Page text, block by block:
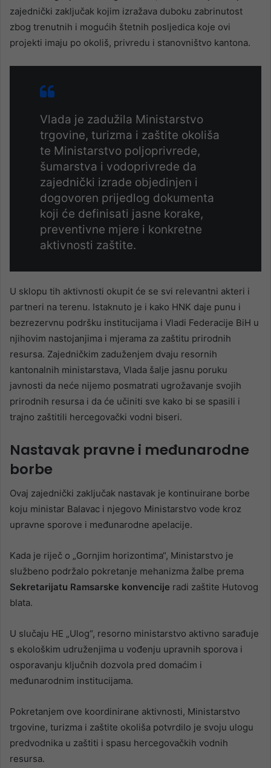
zajednički zaključak kojim izražava duboku zabrinutost
zbog trenutnih i mogućih štetnih posljedica koje ovi
projekti imaju po okoliš, privredu i stanovništvo kantona.
Vlada je zadužila Ministarstvo
trgovine, turizma i zaštite okoliša
te Ministarstvo poljoprivrede,
šumarstva i vodoprivrede da
zajednički izrade objedinjen i
dogovoren prijedlog dokumenta
koji će definisati jasne korake,
preventivne mjere i konkretne
aktivnosti zaštite.
U sklopu tih aktivnosti okupit će se svi relevantni akteri i
partneri na terenu. Istaknuto je i kako HNK daje punu i
bezrezervnu podršku institucijama i Vladi Federacije BiH u
njihovim nastojanjima i mjerama za zaštitu prirodnih
resursa. Zajedničkim zaduženjem dvaju resornih
kantonalnih ministarstava, Vlada šalje jasnu poruku
javnosti da neće nijemo posmatrati ugrožavanje svojih
prirodnih resursa i da će učiniti sve kako bi se spasili i
trajno zaštitili hercegovački vodni biseri.
Nastavak pravne i međunarodne
borbe
Ovaj zajednički zaključak nastavak je kontinuirane borbe
koju ministar Balavac i njegovo Ministarstvo vode kroz
upravne sporove i međunarodne apelacije.
Kada je riječ o „Gornjim horizontima“, Ministarstvo je
službeno podržalo pokretanje mehanizma žalbe prema
Sekretarijatu Ramsarske konvencije radi zaštite Hutovog
blata.
U slučaju HE „Ulog“, resorno ministarstvo aktivno sarađuje
s ekološkim udruženjima u vođenju upravnih sporova i
osporavanju ključnih dozvola pred domaćim i
međunarodnim institucijama.
Pokretanjem ove koordinirane aktivnosti, Ministarstvo
trgovine, turizma i zaštite okoliša potvrdilo je svoju ulogu
predvodnika u zaštiti i spasu hercegovačkih vodnih
resursa.